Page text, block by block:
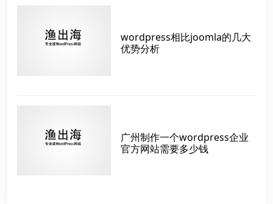
wordpress相比joomla的几大
优势分析
广州制作一个wordpress企业
官方网站需要多少钱